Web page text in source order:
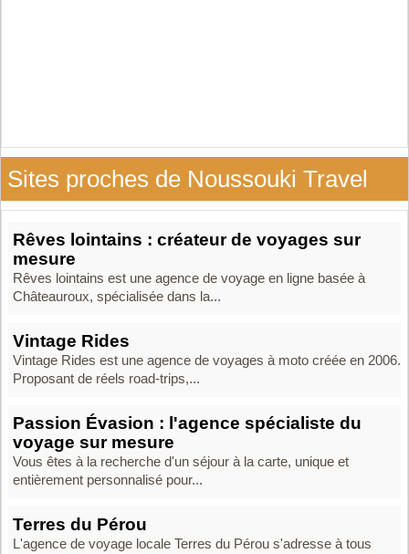
Sites proches de Noussouki Travel
Rêves lointains : créateur de voyages sur
mesure
Rêves lointains est une agence de voyage en ligne basée à
Châteauroux, spécialisée dans la...
Vintage Rides
Vintage Rides est une agence de voyages à moto créée en 2006.
Proposant de réels road-trips,...
Passion Évasion : l'agence spécialiste du
voyage sur mesure
Vous êtes à la recherche d'un séjour à la carte, unique et
entièrement personnalisé pour...
Terres du Pérou
L'agence de voyage locale Terres du Pérou s'adresse à tous